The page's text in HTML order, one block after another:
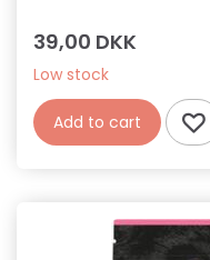
39,00 DKK
Low stock
Add to cart